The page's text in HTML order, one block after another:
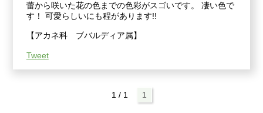
蕾から咲いた花の色までの色彩がスゴいです。 凄い色で
す！ 可愛らしいにも程があります!!
【アカネ科 ブバルディア属】
Tweet
1 / 1 1